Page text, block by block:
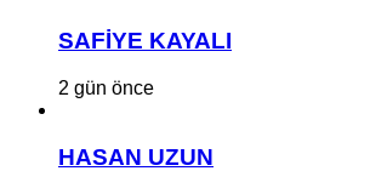
SAFİYE KAYALI
2 gün önce
HASAN UZUN